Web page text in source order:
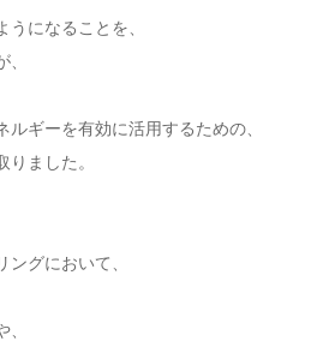
になることを、
ギーを有効に活用するための、
ました。
グにおいて、